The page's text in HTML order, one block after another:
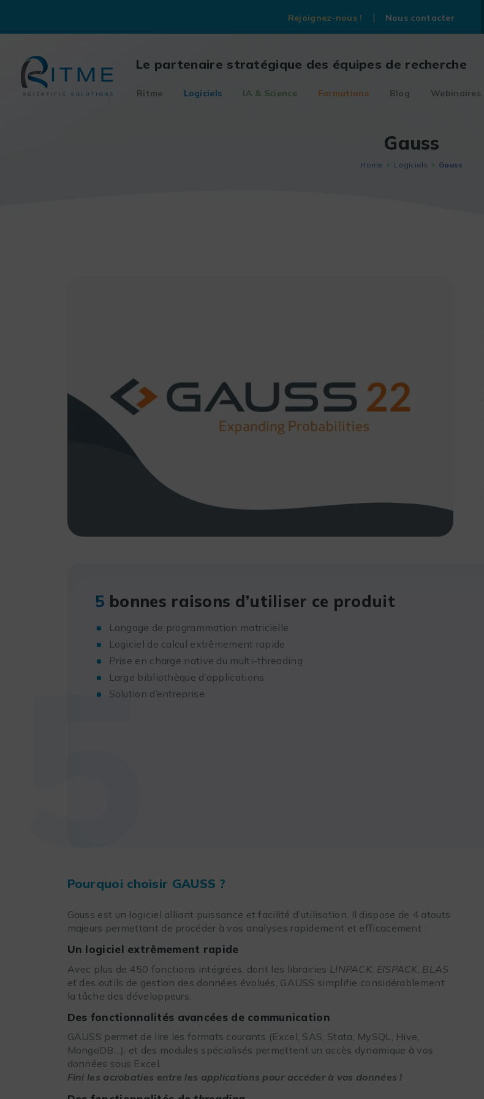
content
Rejoignez-nous ! Nous contacter
Le partenaire stratégique des équipes de recherche
Ritme Logiciels IA & Science Formations Blog Webinaires
Gauss
Home Logiciels Gauss
5 bonnes raisons d’utiliser ce produit
Langage de programmation matricielle
Logiciel de calcul extrêmement rapide
Prise en charge native du multi-threading
Large bibliothèque d’applications
Solution d’entreprise
5
Pourquoi choisir GAUSS ?
Gauss est un logiciel alliant puissance et facilité d’utilisation. Il dispose de 4 atouts
majeurs permettant de procéder à vos analyses rapidement et efficacement :
Un logiciel extrêmement rapide
Avec plus de 450 fonctions intégrées, dont les librairies LINPACK EISPACK BLAS
et des outils de gestion des données évolués, GAUSS simplifie considérablement
la tâche des développeurs.
Des fonctionnalités avancées de communication
GAUSS permet de lire les formats courants (Excel, SAS, Stata, MySQL, Hive,
MongoDB…), et des modules spécialisés permettent un accès dynamique à vos
données sous Excel.
Fini les acrobaties entre les applications pour accéder à vos données !